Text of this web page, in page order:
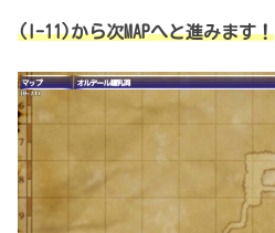
(I-11)から次MAPへと進みます！